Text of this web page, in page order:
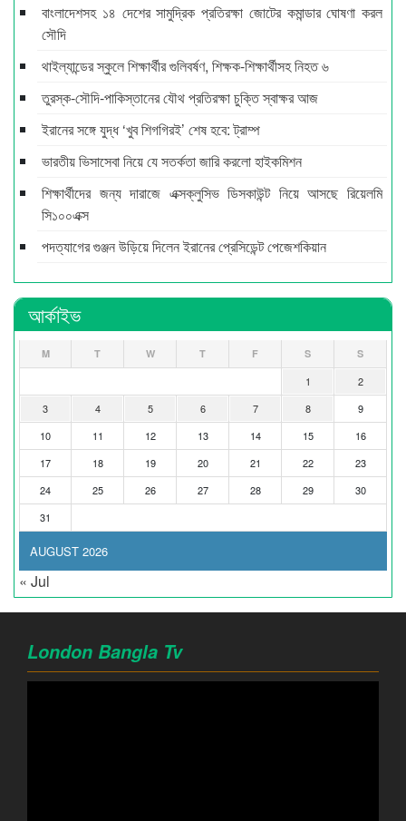
বাংলাদেশসহ ১৪ দেশের সামুদ্রিক প্রতিরক্ষা জোটের কমান্ডার ঘোষণা করল
সৌদি
থাইল্যান্ডের স্কুলে শিক্ষার্থীর গুলিবর্ষণ, শিক্ষক-শিক্ষার্থীসহ নিহত ৬
তুরস্ক-সৌদি-পাকিস্তানের যৌথ প্রতিরক্ষা চুক্তি স্বাক্ষর আজ
ইরানের সঙ্গে যুদ্ধ ‘খুব শিগগিরই’ শেষ হবে: ট্রাম্প
ভারতীয় ভিসাসেবা নিয়ে যে সতর্কতা জারি করলো হাইকমিশন
শিক্ষার্থীদের জন্য দারাজে এক্সক্লুসিভ ডিসকাউন্ট নিয়ে আসছে রিয়েলমি
সি১০০এক্স
পদত্যাগের গুঞ্জন উড়িয়ে দিলেন ইরানের প্রেসিডেন্ট পেজেশকিয়ান
আর্কাইভ
AUGUST 2026
M T W T F S S
1
2
3
4 5 6 7 8
9
10
11 12 13 14 15
16
17
18 19 20 21 22
23
24
25 26 27 28 29
30
31
« Jul
London Bangla Tv